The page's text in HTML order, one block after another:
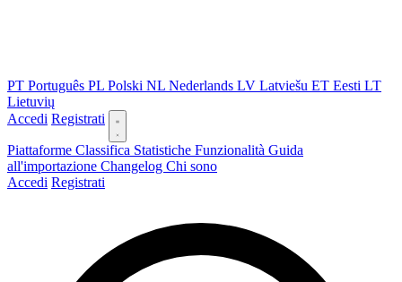
PT Português PL Polski NL Nederlands LV Latviešu ET Eesti LT
Lietuvių
Accedi Registrati
Piattaforme Classifica Statistiche Funzionalità Guida
all'importazione Changelog Chi sono
Accedi Registrati